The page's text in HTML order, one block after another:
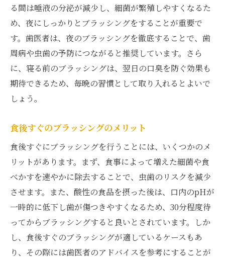
る間は唾液の分泌が減少し、細菌が繁殖しやすくなるた
め、夜にしっかりとブラッシングをすることが重要で
す。歯医者は、夜のブラッシングを徹底することで、歯
周病や虫歯の予防につながると推奨しています。さら
に、寝る前のブラッシングは、翌日の口臭を防ぐ効果も
期待できるため、毎晩の習慣として取り入れるとよいで
しょう。
食後すぐのブラッシングのメリット
食後すぐにブラッシングを行うことには、いくつかのメ
リットがあります。まず、食事によって増えた細菌や食
べかすを速やかに除去することで、虫歯のリスクを減少
させます。また、酸性の食品を摂った後は、口内のpHが
一時的に低下し歯が傷つきやすくなるため、30分程度待
ってからブラッシングすると良いとされています。しか
し、食後すぐのブラッシングが適しているケースもあ
り、その際には歯医者のアドバイスを参考にすることが